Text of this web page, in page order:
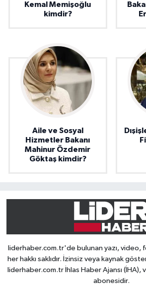
Kemal Memişoğlu
kimdir?
Aile ve Sosyal
Hizmetler Bakanı
Mahinur Özdemir
Göktaş kimdir?
liderhaber.com.tr'de bulunan yazı,
her hakkı saklıdır. İzinsiz veya kaynak
liderhaber.com.tr İhlas Haber Ajansı (İHA),
abonesidir.